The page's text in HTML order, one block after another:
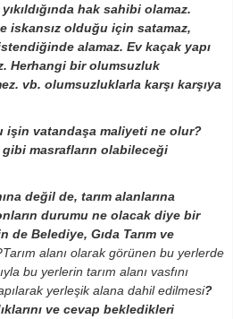
hak sahibi olamaz.
iskansız olduğu için satamaz,
alamaz. Ev kaçak yapı
Herhangi bir olumsuzluk
vb. olumsuzluklarla karşı karşıya
işin vatandaşa maliyeti ne olur?
masrafların olabileceği
değil de, tarım alanlarına
durumu ne olacak diye bir
de Belediye, Gıda Tarım ve
alanı olarak görünen bu yerlerde
bu yerlerin tarım alanı vasfını
yerleşik alana dahil edilmesi?
ve cevap bekledikleri